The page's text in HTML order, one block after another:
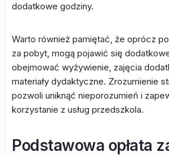
dodatkowe godziny.
Warto również pamiętać, że oprócz
za pobyt, mogą pojawić się
obejmować wyżywienie, zajęcia
materiały dydaktyczne. Zrozumienie
pozwoli uniknąć nieporozumień i
korzystanie z usług przedszkola.
Podstawowa opłata